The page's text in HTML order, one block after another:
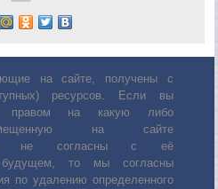
на сайте, получены с
ресурсов. Если вы
правом на какую либо
на сайте
согласны с её
будущем, то мы согласны
по удалению определенного